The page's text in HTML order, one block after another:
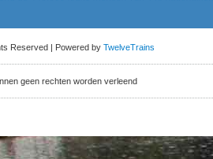
Reserved | Powered by TwelveTrains
geen rechten worden verleend